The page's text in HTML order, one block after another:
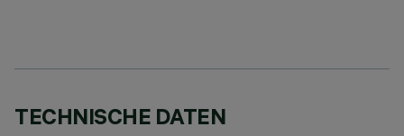
TECHNISCHE DATEN